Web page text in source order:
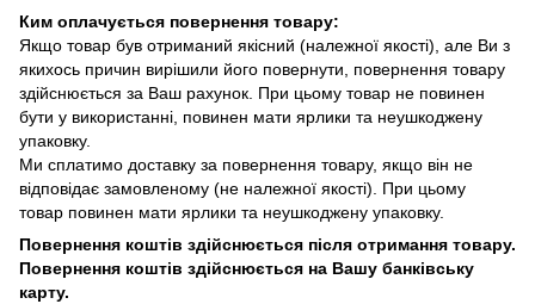
Ким оплачується повернення товару:
Якщо товар був отриманий якісний (належної якості), але Ви з
якихось причин вирішили його повернути, повернення товару
здійснюється за Ваш рахунок. При цьому товар не повинен
бути у використанні, повинен мати ярлики та неушкоджену
упаковку.
Ми сплатимо доставку за повернення товару, якщо він не
відповідає замовленому (не належної якості). При цьому
товар повинен мати ярлики та неушкоджену упаковку.
Повернення коштів здійснюється після отримання товару.
Повернення коштів здійснюється на Вашу банківську
карту.